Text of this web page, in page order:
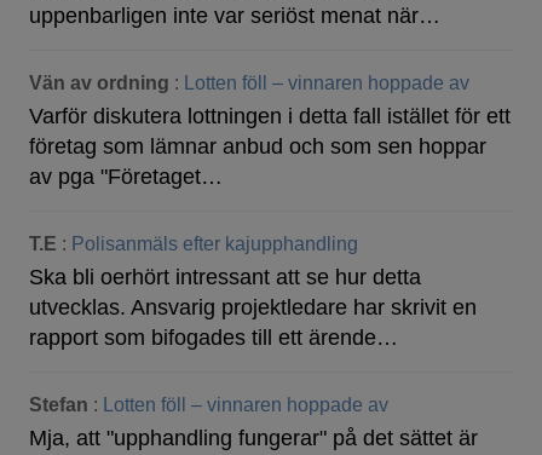
uppenbarligen inte var seriöst menat när…
Vän av ordning : Lotten föll – vinnaren hoppade av
Varför diskutera lottningen i detta fall istället för ett
företag som lämnar anbud och som sen hoppar
av pga "Företaget…
T.E : Polisanmäls efter kajupphandling
Ska bli oerhört intressant att se hur detta
utvecklas. Ansvarig projektledare har skrivit en
rapport som bifogades till ett ärende…
Stefan : Lotten föll – vinnaren hoppade av
Mja, att "upphandling fungerar" på det sättet är